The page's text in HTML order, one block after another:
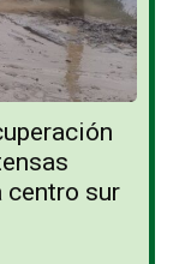
centro sur